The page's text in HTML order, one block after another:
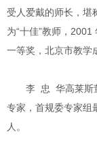
受人爱戴的师长，堪
为“十佳”教师，
一等奖，北京市教学
李 忠 华高莱斯
专家，首规委专家组
人。